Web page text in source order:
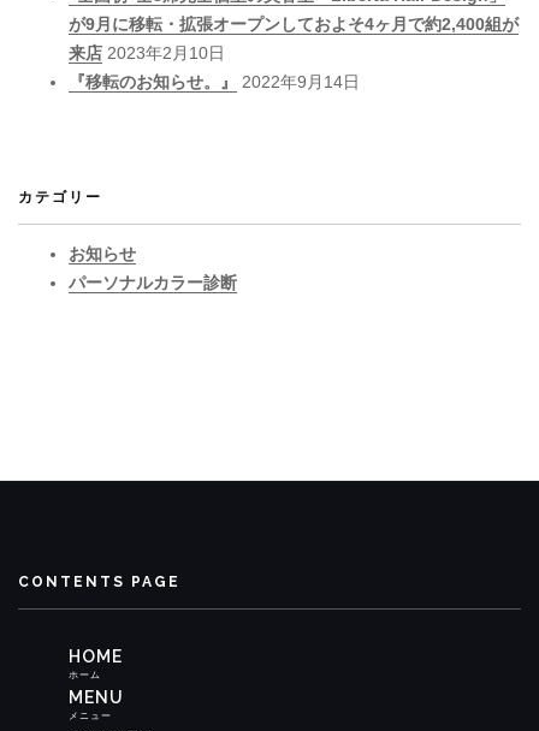
が9月に移転・拡張オープンしておよそ4ヶ月で約2,400組が
来店 2023年2月10日
『移転のお知らせ。』
2022年9月14日
カテゴリー
お知らせ
パーソナルカラー診断
CONTENTS PAGE
HOME
ホーム
MENU
メニュー